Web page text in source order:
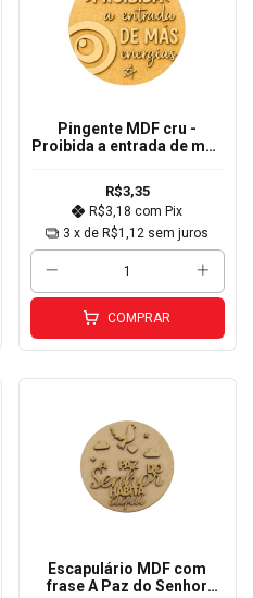
Pingente MDF cru -
Proibida a entrada de más
R$3,35
R$3,18com Pix
3 x deR$1,12 sem juros
COMPRAR
Escapulário MDF com
frase A Paz do Senhor